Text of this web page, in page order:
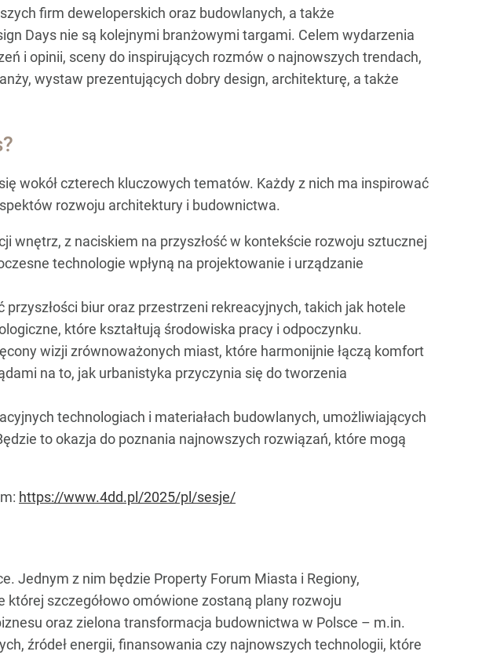
firm deweloperskich oraz budowlanych, a także
Days nie są kolejnymi branżowymi targami. Celem wydarzenia
i opinii, sceny do inspirujących rozmów o najnowszych trendach,
wystaw prezentujących dobry design, architekturę, a także
wokół czterech kluczowych tematów. Każdy z nich ma inspirować
rozwoju architektury i budownictwa.
wnętrz, z naciskiem na przyszłość w kontekście rozwoju sztucznej
technologie wpłyną na projektowanie i urządzanie
przyszłości biur oraz przestrzeni rekreacyjnych, takich jak hotele
które kształtują środowiska pracy i odpoczynku.
wizji zrównoważonych miast, które harmonijnie łączą komfort
na to, jak urbanistyka przyczynia się do tworzenia
technologiach i materiałach budowlanych, umożliwiających
to okazja do poznania najnowszych rozwiązań, które mogą
https://www.4dd.pl/2025/pl/sesje/
Jednym z nim będzie Property Forum Miasta i Regiony,
szczegółowo omówione zostaną plany rozwoju
oraz zielona transformacja budownictwa w Polsce – m.in.
źródeł energii, finansowania czy najnowszych technologii, które